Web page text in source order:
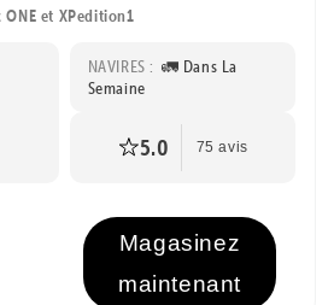
et XPedition1
NAVIRES : 🚛 Dans La
Semaine
5.0 75 avis
Magasinez
maintenant